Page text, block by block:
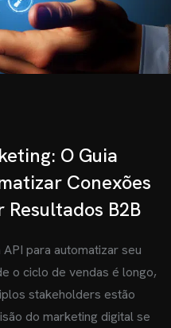
O Guia
Conexões
B2B
para automatizar seu
o ciclo de vendas é longo,
stakeholders estão
do marketing digital se